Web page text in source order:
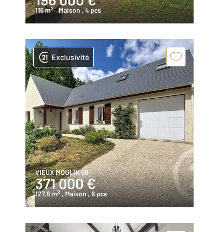
116 m2 , Maison, 4 pcs
Exclusivité
VIEUX MOULIN 60
371 000 €
127,8 m2 , Maison , 6 pcs